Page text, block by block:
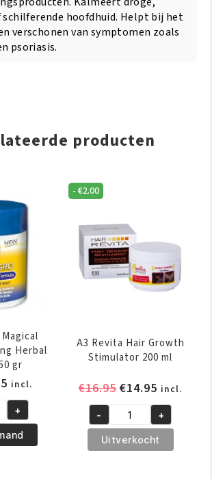
schilferende hoofdhuid. Helpt bij het
verschonen van symptomen zoals
psoriasis.
producten
Herbal
gr
Huidige
prijs
is:
€4.95.
incl.
+
-€2.00
A3 Revita Hair Growth
Stimulator 200 ml
€16.95
was:
€16.95.
€14.95 Huidige
prijs
is:
€14.95.
incl.
A3
Revita
Hair
- +
Uitverkocht